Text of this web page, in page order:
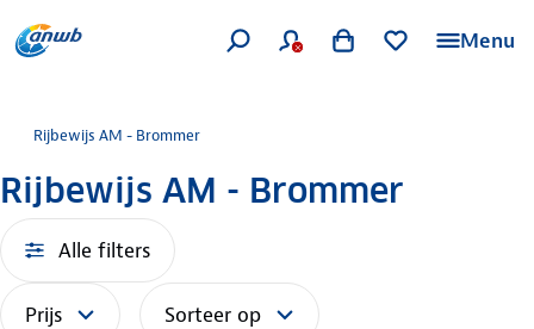
Menu
Rijbewijs AM - Brommer
Rijbewijs AM - Brommer
Alle filters
Prijs Sorteer op